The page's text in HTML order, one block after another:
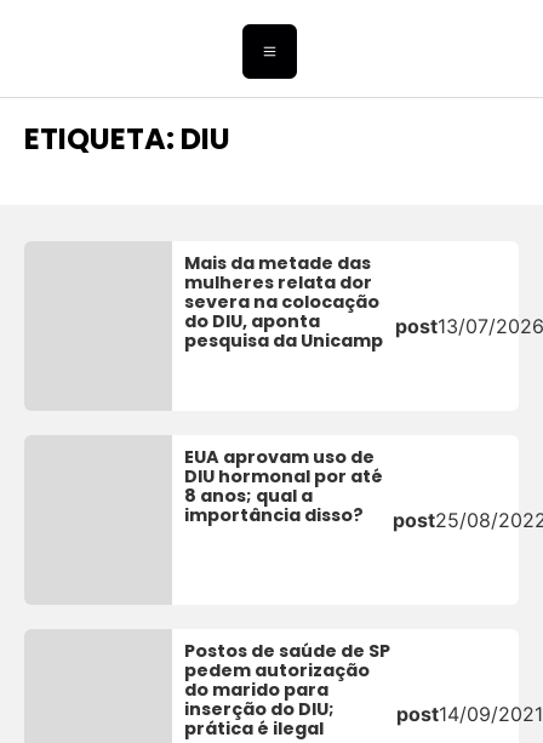
ETIQUETA: DIU
Mais da metade das
mulheres relata dor
severa na colocação
do DIU, aponta
pesquisa da Unicamp
post13/07/2026
EUA aprovam uso de
DIU hormonal por até
8 anos; qual a
importância disso?
post25/08/
Postos de saúde de SP
pedem autorização
do marido para
inserção do DIU;
prática é ilegal
post14/09/2021